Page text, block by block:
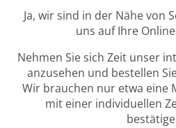
Ja, wir sind in der Nähe von
uns auf Ihre
Nehmen Sie sich Zeit unser
anzusehen und bestellen
Wir brauchen nur etwa eine
mit einer individuellen